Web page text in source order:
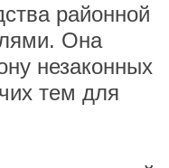
районной
Она
незаконных
тем для